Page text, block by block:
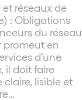
réseaux de
: Obligations
du réseau
promeut en
d’une
il doit faire
lisible et